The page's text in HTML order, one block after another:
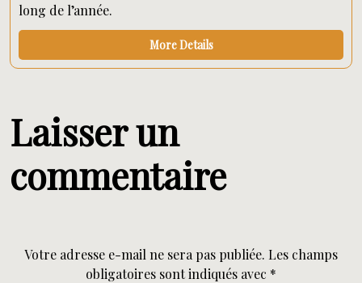
long de l’année.
More Details
Laisser un
commentaire
Votre adresse e-mail ne sera pas publiée. Les champs
obligatoires sont indiqués avec *